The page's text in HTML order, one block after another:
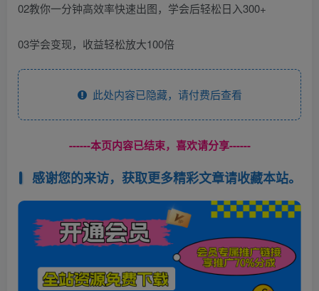
02教你一分钟高效率快速出图，学会后轻松日入300+
03学会变现，收益轻松放大100倍
此处内容已隐藏，请付费后查看
------本页内容已结束，喜欢请分享------
感谢您的来访，获取更多精彩文章请收藏本站。